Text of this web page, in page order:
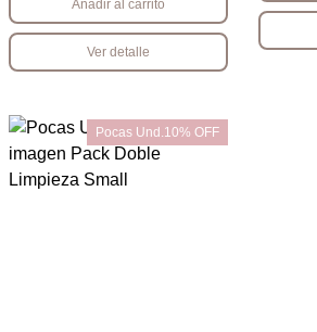
Añadir al carrito
Ver detalle
Pocas Und.10% OFF